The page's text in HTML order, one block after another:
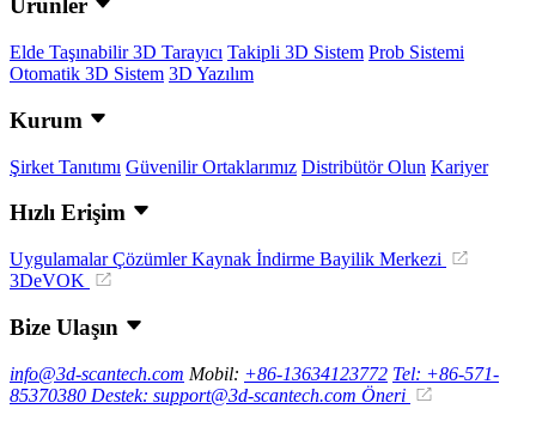
Ürünler
Elde Taşınabilir 3D Tarayıcı Takipli 3D Sistem Prob Sistemi
Otomatik 3D Sistem 3D Yazılım
Kurum
Şirket Tanıtımı Güvenilir Ortaklarımız Distribütör Olun Kariyer
Hızlı Erişim
UygulamalarÇözümlerKaynak İndirme Bayilik Merkezi
3DeVOK
Bize Ulaşın
info@3d-scantech.com Mobil: +86-13634123772 Tel: +86-571-
85370380 Destek: support@3d-scantech.com Öneri